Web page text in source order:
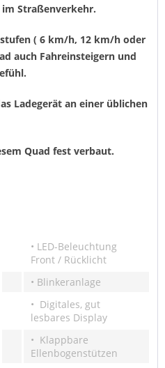
im Straßenverkehr.
( 6 km/h, 12 km/h oder
auch Fahreinsteigern und
Ladegerät an einer üblichen
Quad fest verbaut.
• LED-Beleuchtung
Front / Rücklicht
• Blinkeranlage
• Digitales, gut
lesbares Display
• Klappbare
Ellenbogenstützen